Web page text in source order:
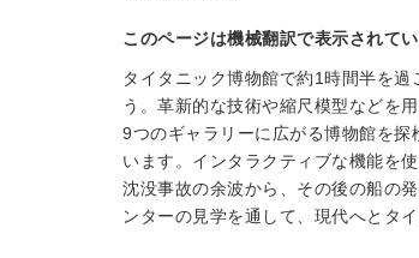
このページは機械翻訳で表示されて
タイタニック博物館で約1時間半を
う。革新的な技術や縮尺模型などを
9つのギャラリーに広がる博物館を
います。インタラクティブな機能を
沈没事故の余波から、その後の船の
ンターの見学を通して、現代へとタ